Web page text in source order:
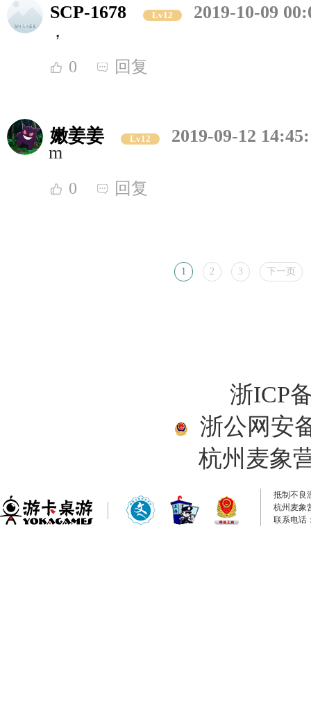
SCP-1678 Lv12
2019-10-09
，
0 回复
嫩姜姜 Lv12
2019-09-12
m
0 回复
1 2 3 下一页
浙ICP
浙公网安
杭州麦象
抵制不良
杭州麦象
联系电话